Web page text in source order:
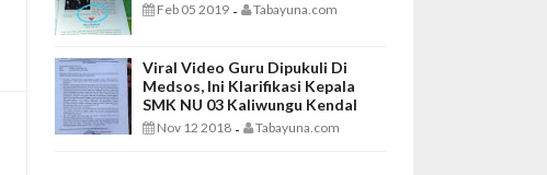
Feb 05 2019 - Tabayuna.com
Viral Video Guru Dipukuli Di
Medsos, Ini Klarifikasi Kepala
SMK NU 03 Kaliwungu Kendal
Nov 12 2018 - Tabayuna.com